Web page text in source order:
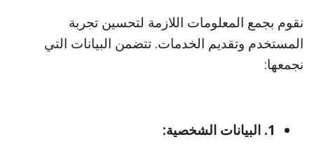
نقوم بجمع المعلومات اللازمة لتحسين تجربة
المستخدم وتقديم الخدمات. تتضمن البيانات التي
نجمعها:
1. البيانات الشخصية: